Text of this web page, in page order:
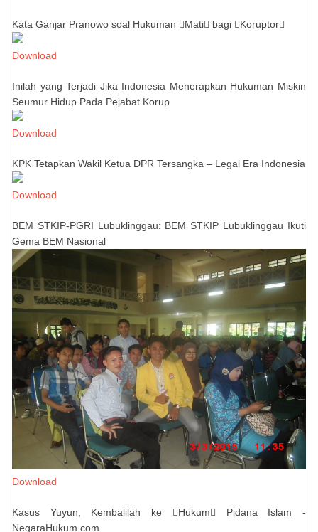
Kata Ganjar Pranowo soal Hukuman Mati bagi Koruptor
Download
Inilah yang Terjadi Jika Indonesia Menerapkan Hukuman Miskin
Seumur Hidup Pada Pejabat Korup
Download
KPK Tetapkan Wakil Ketua DPR Tersangka – Legal Era Indonesia
Download
BEM STKIP-PGRI Lubuklinggau: BEM STKIP Lubuklinggau Ikuti
Gema BEM Nasional
Download
Kasus Yuyun, Kembalilah ke Hukum Pidana Islam -
NegaraHukum.com